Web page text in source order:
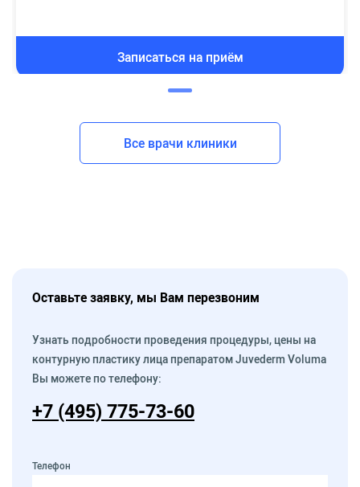
Записаться на приём
Все врачи клиники
Оставьте заявку, мы Вам перезвоним
Узнать подробности проведения процедуры, цены на
контурную пластику лица препаратом Juvederm Voluma
Вы можете по телефону:
+7 (495) 775-73-60
Телефон